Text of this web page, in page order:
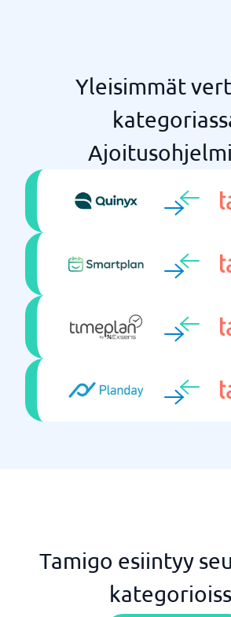
Yleisimmät
Tamigo esiintyy